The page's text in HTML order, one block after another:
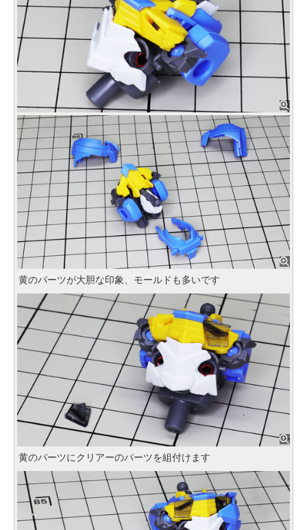
黄のパーツが大胆な印象、モールドも多いです
黄のパーツにクリアーのパーツを組付けます